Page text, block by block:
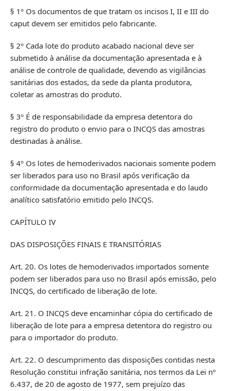
§ 1º Os documentos de que tratam os incisos I, II e III do
caput devem ser emitidos pelo fabricante.
§ 2º Cada lote do produto acabado nacional deve ser
submetido à análise da documentação apresentada e à
análise de controle de qualidade, devendo as vigilâncias
sanitárias dos estados, da sede da planta produtora,
coletar as amostras do produto.
§ 3º É de responsabilidade da empresa detentora do
registro do produto o envio para o INCQS das amostras
destinadas à análise.
§ 4º Os lotes de hemoderivados nacionais somente podem
ser liberados para uso no Brasil após verificação da
conformidade da documentação apresentada e do laudo
analítico satisfatório emitido pelo INCQS.
CAPÍTULO IV
DAS DISPOSIÇÕES FINAIS E TRANSITÓRIAS
Art. 20. Os lotes de hemoderivados importados somente
podem ser liberados para uso no Brasil após emissão, pelo
INCQS, do certificado de liberação de lote.
Art. 21. O INCQS deve encaminhar cópia do certificado de
liberação de lote para a empresa detentora do registro ou
para o importador do produto.
Art. 22. O descumprimento das disposições contidas nesta
Resolução constitui infração sanitária, nos termos da Lei nº
6.437, de 20 de agosto de 1977, sem prejuízo das